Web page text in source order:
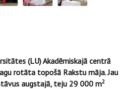
(LU) Akadēmiskajā centrā
rotāta topošā Rakstu māja. Jau
augstajā, teju 29 000 m2